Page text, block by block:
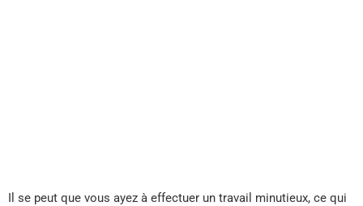
Il se peut que vous ayez à effectuer un travail minutieux, ce qui